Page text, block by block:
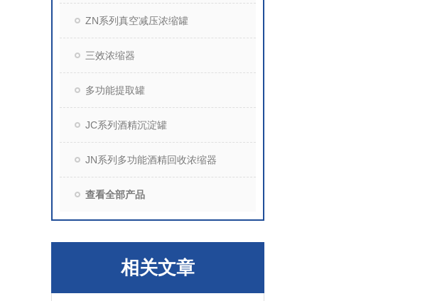
ZN系列真空减压浓缩罐
三效浓缩器
多功能提取罐
JC系列酒精沉淀罐
JN系列多功能酒精回收浓缩器
查看全部产品
相关文章